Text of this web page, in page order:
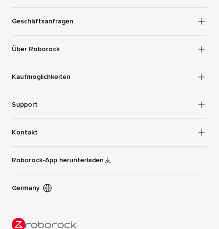
Geschäftsanfragen
Über Roborock
Kaufmöglichkeiten
Support
Kontakt
Roborock-App herunterladen
Germany